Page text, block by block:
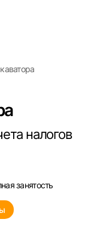
налогов
занятость